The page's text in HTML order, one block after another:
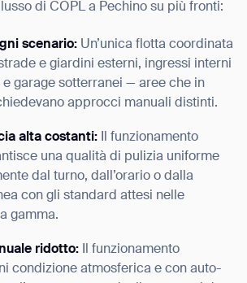
di COPL a Pechino su più fronti:
scenario: Un’unica flotta coordinata
e giardini esterni, ingressi interni
e garage sotterranei — aree che in
approcci manuali distinti.
alta costanti: Il funzionamento
una qualità di pulizia uniforme
dal turno, dall’orario o dalla
con gli standard attesi nelle
gamma.
ridotto: Il funzionamento
condizione atmosferica e con auto-